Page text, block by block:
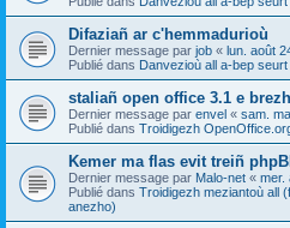
Difaziañ ar c'hemmadurioù
Dernier message par job « lun. août
Publié dans Danvezioù all a-bep seurt
staliañ open office 3.1 e
Dernier message par envel « sam.
Publié dans Troidigezh
Kemer ma flas evit treiñ
Dernier message par Malo-net « mer.
Publié dans Troidigezh meziantoù all
anezho)